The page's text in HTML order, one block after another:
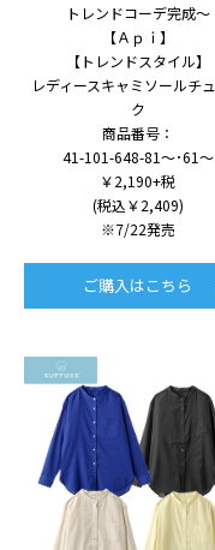
トレンドコーデ完成～
【Ａｐｉ】
【トレンドスタイル】
レディースキャミソールチ
ク
商品番号：
41-101-648-81～･61～
￥2,190+税
(税込￥2,409)
※7/22発売
ご購入はこちら